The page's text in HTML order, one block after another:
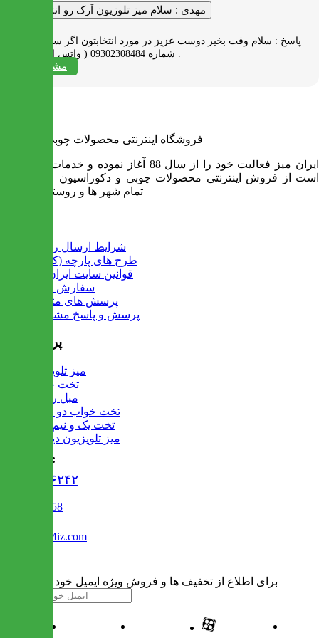
مهدی : سلام میز تلوزیون آرک رو انتخاب کردم
پاسخ : سلام وقت بخیر دوست عزیز در مورد انتخابتون اگر سوالی دارید به
شماره 09302308484 ( واتس اپ ) پیام بدید .
مشاهده همه
فروشگاه اینترنتی محصولات چوبی ایران میز
ایران میز فعالیت خود را از سال 88 آغاز نموده و خدمات آن عبارت
است از فروش اینترنتی محصولات چوبی و دکوراسیون و ارسال به
تمام شهر ها و روستاهای کشور
شرایط ارسال رایگان
طرح های پارچه (کالیته)
قوانین سایت ایران میز
سفارش عمده
پرسش های متداول
پرسش و پاسخ مشتریان
پرفروش ها
میز تلویزیون
تخت خواب
مبل راحتی
تخت خواب دو طبقه
تخت یک و نیم نفره
میز تلویزیون دیواری
تماس با ما :
۰۲۱۹۱۳۰۶۲۴۲
02122509458
Info@IranMiz.com
برای اطلاع از تخفیف ها و فروش ویژه ایمیل خود را وارد کنید